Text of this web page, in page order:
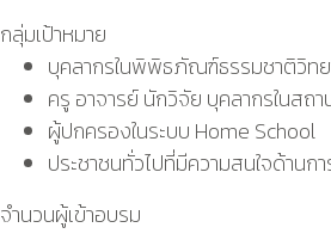
กลุ่มเป้าหมาย
บุคลากรในพิพิธภัณฑ์ธรรมชาติวิท
ครู อาจารย์ นักวิจัย บุคลากรในสถ
ผู้ปกครองในระบบ Home School
ประชาชนทั่วไปที่มีความสนใจด้าน
จำนวนผู้เข้าอบรม